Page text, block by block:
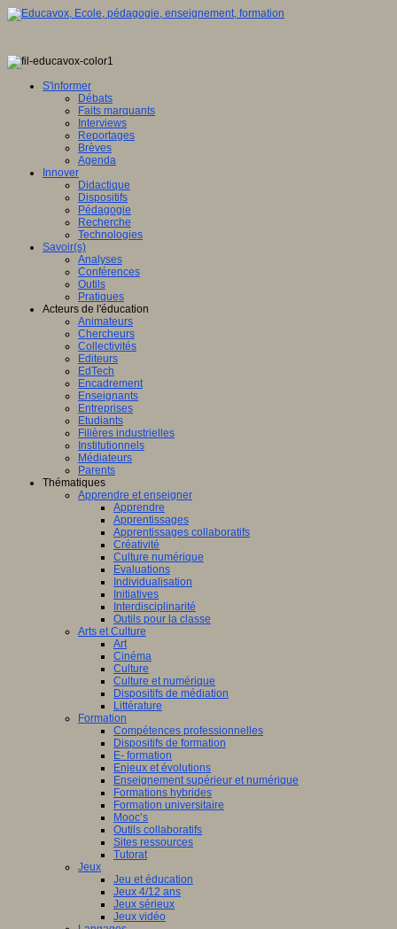
S'informer
Débats
Faits marquants
Interviews
Reportages
Brèves
Agenda
Innover
Didactique
Dispositifs
Pédagogie
Recherche
Technologies
Savoir(s)
Analyses
Conférences
Outils
Pratiques
Acteurs de l'éducation
Animateurs
Chercheurs
Collectivités
Editeurs
EdTech
Encadrement
Enseignants
Entreprises
Etudiants
Filières industrielles
Institutionnels
Médiateurs
Parents
Thématiques
Apprendre et enseigner
Apprendre
Apprentissages
Apprentissages collaboratifs
Créativité
Culture numérique
Evaluations
Individualisation
Initiatives
Interdisciplinarité
Outils pour la classe
Arts et Culture
Art
Cinéma
Culture
Culture et numérique
Dispositifs de médiation
Littérature
Formation
Compétences professionnelles
Dispositifs de formation
E- formation
Enjeux et évolutions
Enseignement supérieur et numérique
Formations hybrides
Formation universitaire
Mooc’s
Outils collaboratifs
Sites ressources
Tutorat
Jeux
Jeu et éducation
Jeux 4/12 ans
Jeux sérieux
Jeux vidéo